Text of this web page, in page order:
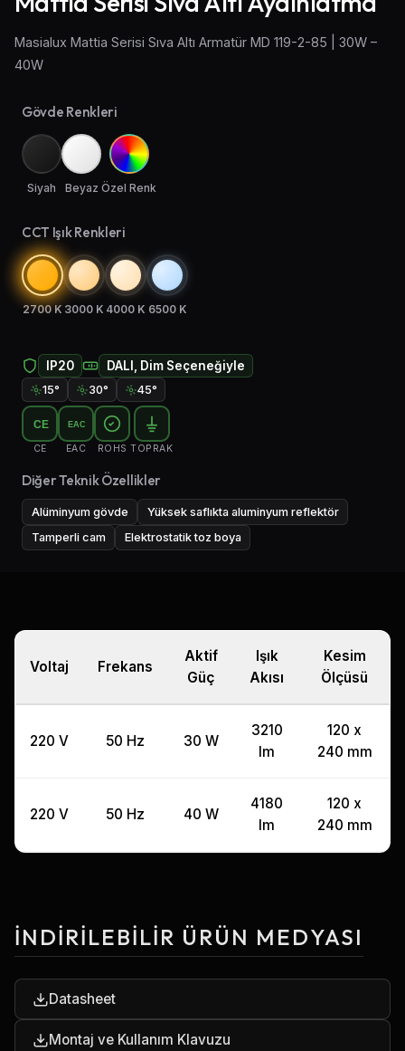
Acil Aydınlatma ve Yönlendirmeler
Masialux Mattia Serisi Sıva Altı Armatür MD 119-2-85 | 30W –
40W
Gövde Renkleri
Siyah Beyaz Özel Renk
CCT Işık Renkleri
2700 K 3000 K 4000 K 6500 K
IP20 DALI, Dim Seçeneğiyle
15° 30° 45°
CE
CE
EAC
EAC ROHS TOPRAK
Diğer Teknik Özellikler
Alüminyum gövde
Yüksek saflıkta aluminyum reflektör
Tamperli cam
Elektrostatik toz boya
Voltaj Frekans
Aktif
Güç
Işık
Akısı
Kesim
Ölçüsü
220 V 50 Hz 30 W
3210
lm
120 x
240 mm
220 V 50 Hz 40 W
4180
lm
120 x
240 mm
İNDIRILEBILIR ÜRÜN MEDYASI
Datasheet
Montaj ve Kullanım Klavuzu